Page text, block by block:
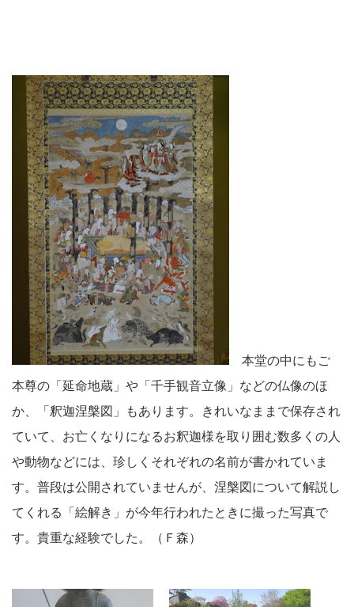
本堂の中にもご
本尊の「延命地蔵」や「千手観音立像」などの仏像のほ
か、「釈迦涅槃図」もあります。きれいなままで保存され
ていて、お亡くなりになるお釈迦様を取り囲む数多くの人
や動物などには、珍しくそれぞれの名前が書かれていま
す。普段は公開されていませんが、涅槃図について解説し
てくれる「絵解き」が今年行われたときに撮った写真で
す。貴重な経験でした。（Ｆ森）